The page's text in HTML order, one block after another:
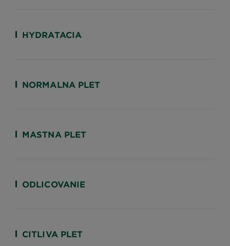
HYDRATACIA
NORMALNA PLET
MASTNA PLET
ODLICOVANIE
CITLIVA PLET